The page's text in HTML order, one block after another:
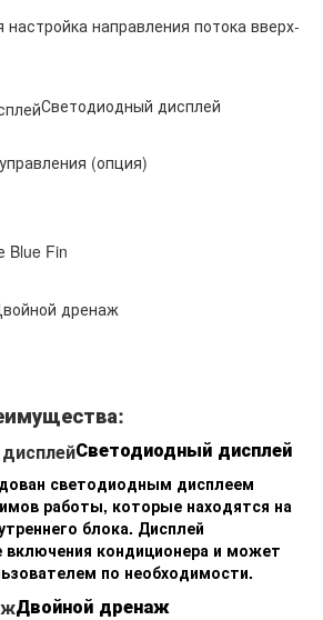
настройка направления потока вверх-
Светодиодный дисплей
(опция)
Blue Fin
дренаж
Светодиодный дисплей
светодиодным дисплеем
работы, которые находятся на
блока. Дисплей
включения кондиционера и может
по необходимости.
Двойной дренаж